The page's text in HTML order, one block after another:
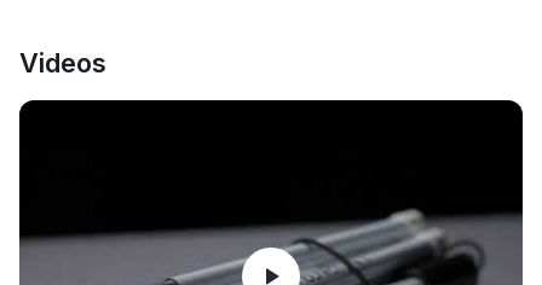
Videos